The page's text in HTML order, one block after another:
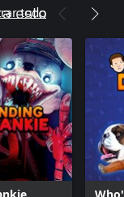
esto
todo